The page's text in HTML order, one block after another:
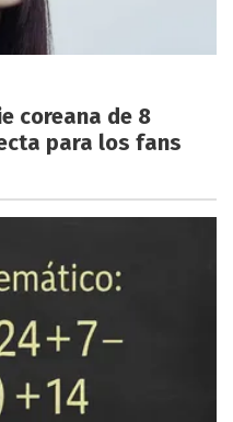
coreana de 8
para los fans